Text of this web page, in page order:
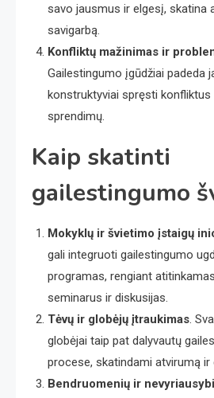
savo jausmus ir elgesį, skatina
savigarbą.
Konfliktų mažinimas ir
Gailestingumo įgūdžiai padeda
konstruktyviai spręsti konfliktus
sprendimų.
Kaip skatinti
gailestingumo
Mokyklų ir švietimo įstaigų
gali integruoti gailestingumo
programas, rengiant
seminarus ir diskusijas.
Tėvų ir globėjų įtraukimas.
globėjai taip pat dalyvautų
procese, skatindami atvirumą
Bendruomenių ir